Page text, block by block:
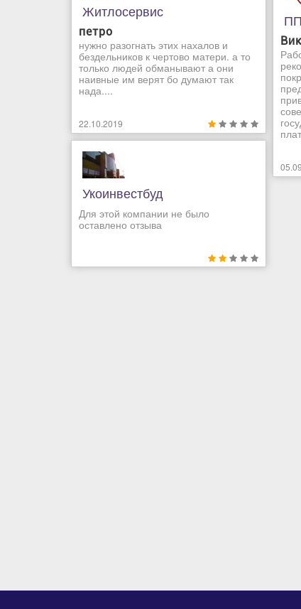
Житлосервис
петро
нужно разогнать этих нахалов и
бездельников к чертово матери. а то
только людей обманывают а они
наивные им верят бо думают так
нада....
22.10.2019
Укоинвестбуд
Для этой компании не было
оставлено отзыва